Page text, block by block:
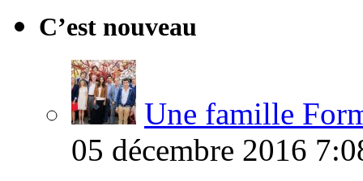
C’est nouveau
Une famille
05 décembre 2016